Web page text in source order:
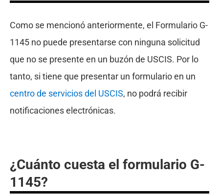
Como se mencionó anteriormente, el Formulario G-
1145 no puede presentarse con ninguna solicitud
que no se presente en un buzón de USCIS. Por lo
tanto, si tiene que presentar un formulario en un
centro de servicios del USCIS, no podrá recibir
notificaciones electrónicas.
¿Cuánto cuesta el formulario G-
1145?